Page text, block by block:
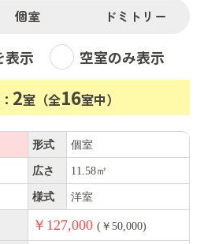
個室 ドミトリー
表示 空室のみ表示
2室（全16室中）
形式 個室
広さ 11.58㎡
様式 洋室
￥127,000 (￥50,000)